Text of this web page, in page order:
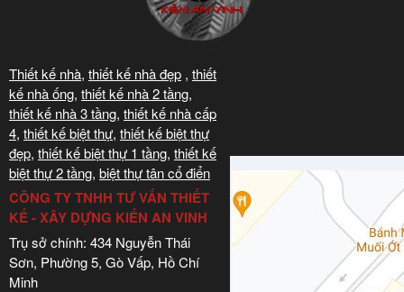
Thiết kế nhà, thiết kế nhà đẹp , thiết
kế nhà ống, thiết kế nhà 2 tầng,
thiết kế nhà 3 tầng, thiết kế nhà cấp
4, thiết kế biệt thự, thiết kế biệt thự
đẹp, thiết kế biệt thự 1 tầng, thiết kế
biệt thự 2 tầng, biệt thự tân cổ điển
CÔNG TY TNHH TƯ VẤN THIẾT
KẾ - XÂY DỰNG KIẾN AN VINH
Trụ sở chính: 434 Nguyễn Thái
Sơn, Phường 5, Gò Vấp, Hồ Chí
Minh